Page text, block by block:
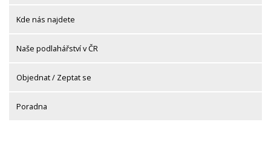
Kde nás najdete
Naše podlahářství v ČR
Objednat / Zeptat se
Poradna